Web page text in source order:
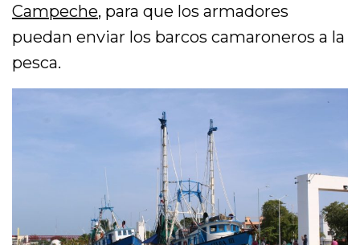
Campeche, para que los armadores
puedan enviar los barcos camaroneros a la
pesca.